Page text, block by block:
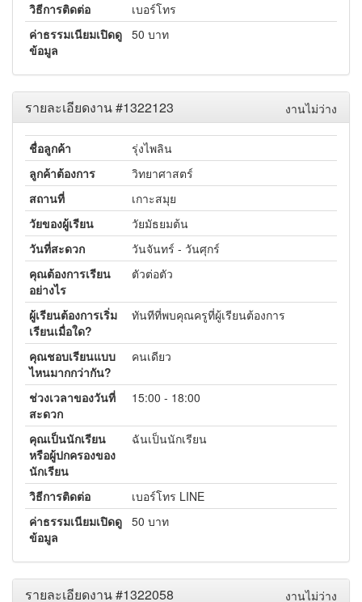
วิธีการติดต่อ
เบอร์โทร
ค่าธรรมเนียมเปิดดู
ข้อมูล
50 บาท
งานไม่ว่าง
รายละเอียดงาน #1322123
ชื่อลูกค้า
รุ่งไพลิน
ลูกค้าต้องการ
วิทยาศาสตร์
สถานที่
เกาะสมุย
วัยของผู้เรียน
วัยมัธยมต้น
วันที่สะดวก
วันจันทร์ - วันศุกร์
คุณต้องการเรียน
อย่างไร
ตัวต่อตัว
ผู้เรียนต้องการเริ่ม
เรียนเมื่อใด?
ทันทีที่พบคุณครูที่ผู้เรียนต้องการ
คุณชอบเรียนแบบ
ไหนมากกว่ากัน?
คนเดียว
ช่วงเวลาของวันที่
สะดวก
15:00 - 18:00
คุณเป็นนักเรียน
หรือผู้ปกครองของ
นักเรียน
ฉันเป็นนักเรียน
วิธีการติดต่อ
เบอร์โทร LINE
ค่าธรรมเนียมเปิดดู
ข้อมูล
50 บาท
งานไม่ว่าง
รายละเอียดงาน #1322058